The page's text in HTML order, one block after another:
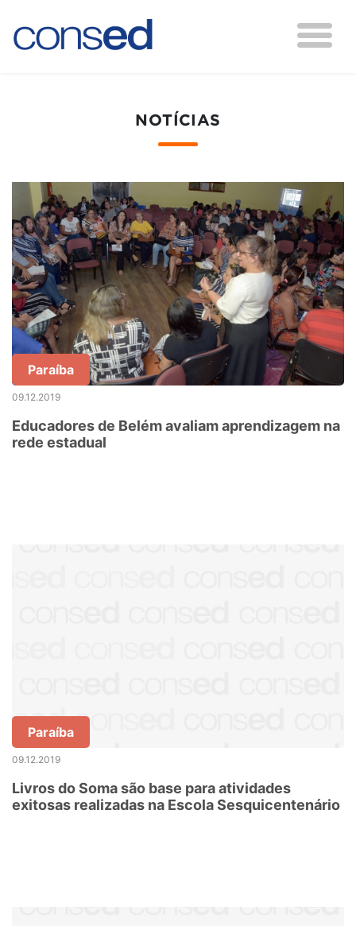
NOTÍCIAS
Paraíba
09.12.2019
Educadores de Belém avaliam aprendizagem na
rede estadual
Paraíba
09.12.2019
Livros do Soma são base para atividades
exitosas realizadas na Escola Sesquicentenário